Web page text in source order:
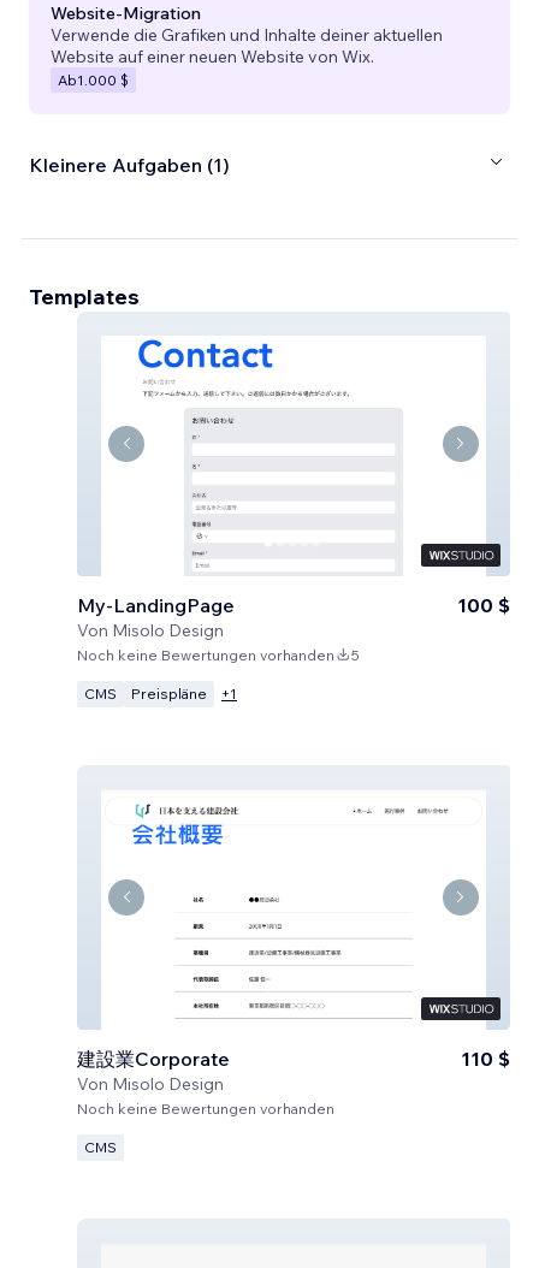
Website-Migration
Verwende die Grafiken und Inhalte deiner aktuellen
Website auf einer neuen Website von Wix.
Ab1.000 $
Kleinere Aufgaben (1)
Templates
My-LandingPage
Von Misolo Design
100 $
Noch keine Bewertungen vorhanden 5
CMS Preispläne +1
建設業Corporate
Von Misolo Design
110 $
Noch keine Bewertungen vorhanden
CMS